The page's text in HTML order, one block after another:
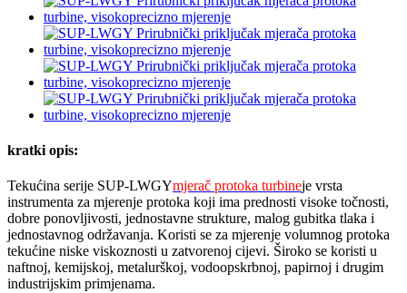
kratki opis:
Tekućina serije SUP-LWGYmjerač protoka turbineje vrsta
instrumenta za mjerenje protoka koji ima prednosti visoke točnosti,
dobre ponovljivosti, jednostavne strukture, malog gubitka tlaka i
jednostavnog održavanja. Koristi se za mjerenje volumnog protoka
tekućine niske viskoznosti u zatvorenoj cijevi. Široko se koristi u
naftnoj, kemijskoj, metalurškoj, vodoopskrbnoj, papirnoj i drugim
industrijskim primjenama.